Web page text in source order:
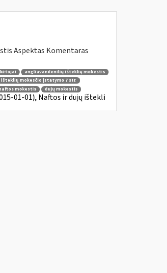
Aspektas Komentaras
angliavandenilių išteklių mokestis
mokesčio įstatymo 7 str.
mokestis dujų mokestis
01-01), Naftos ir dujų ištekli